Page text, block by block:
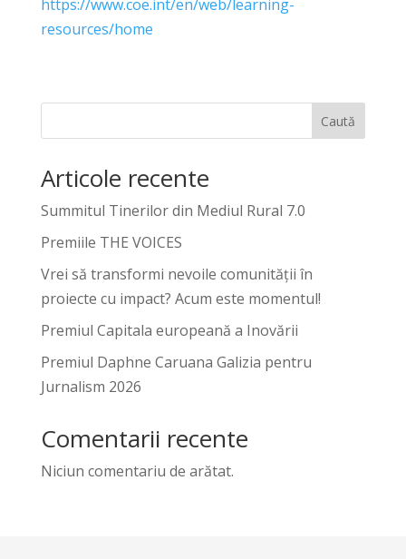
https://www.coe.int/en/web/learning-
resources/home
Caută
Articole recente
Summitul Tinerilor din Mediul Rural 7.0
Premiile THE VOICES
Vrei să transformi nevoile comunității în
proiecte cu impact? Acum este momentul!
Premiul Capitala europeană a Inovării
Premiul Daphne Caruana Galizia pentru
Jurnalism 2026
Comentarii recente
Niciun comentariu de arătat.